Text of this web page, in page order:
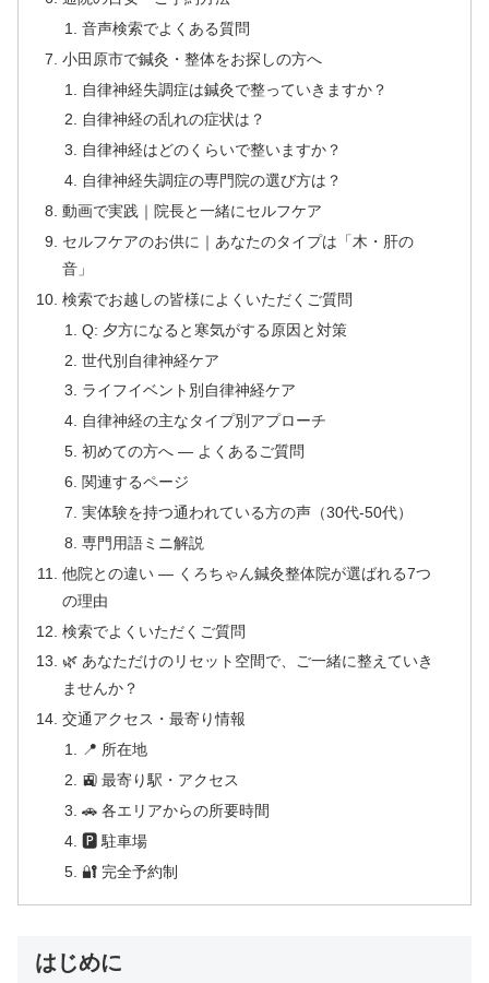
音声検索でよくある質問
小田原市で鍼灸・整体をお探しの方へ
自律神経失調症は鍼灸で整っていきますか？
自律神経の乱れの症状は？
自律神経はどのくらいで整いますか？
自律神経失調症の専門院の選び方は？
動画で実践｜院長と一緒にセルフケア
セルフケアのお供に｜あなたのタイプは「木・肝の
音」
検索でお越しの皆様によくいただくご質問
Q: 夕方になると寒気がする原因と対策
世代別自律神経ケア
ライフイベント別自律神経ケア
自律神経の主なタイプ別アプローチ
初めての方へ — よくあるご質問
関連するページ
実体験を持つ通われている方の声（30代-50代）
専門用語ミニ解説
他院との違い — くろちゃん鍼灸整体院が選ばれる7つ
の理由
検索でよくいただくご質問
🌿 あなただけのリセット空間で、ご一緒に整えていき
ませんか？
交通アクセス・最寄り情報
📍 所在地
🚉 最寄り駅・アクセス
🚗 各エリアからの所要時間
🅿 駐車場
🔐 完全予約制
はじめに